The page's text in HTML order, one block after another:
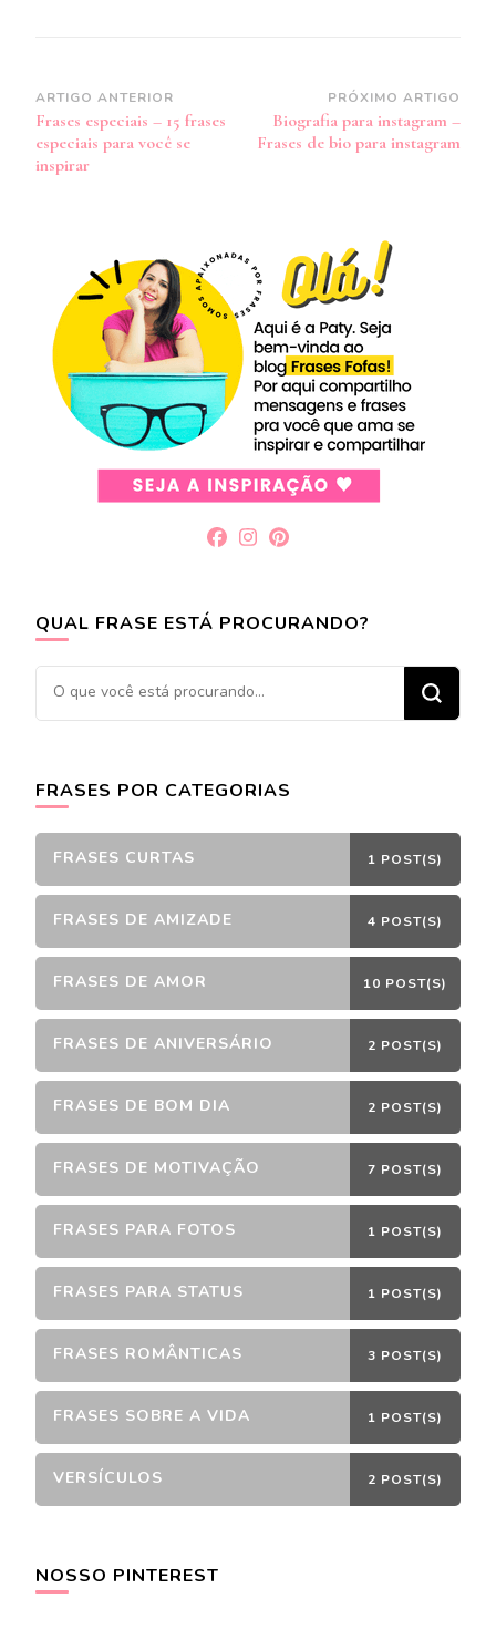
Navegação
de
post
ARTIGO ANTERIOR
Frases especiais – 15 frases
especiais para você se
inspirar
PRÓXIMO ARTIGO
Biografia para instagram –
Frases de bio para instagram
QUAL FRASE ESTÁ PROCURANDO?
Procurando
algo?
FRASES POR CATEGORIAS
FRASES CURTAS 1 POST(S)
FRASES DE AMIZADE 4 POST(S)
FRASES DE AMOR 10 POST(S)
FRASES DE ANIVERSÁRIO 2 POST(S)
FRASES DE BOM DIA 2 POST(S)
FRASES DE MOTIVAÇÃO 7 POST(S)
FRASES PARA FOTOS 1 POST(S)
FRASES PARA STATUS 1 POST(S)
FRASES ROMÂNTICAS 3 POST(S)
FRASES SOBRE A VIDA 1 POST(S)
VERSÍCULOS 2 POST(S)
NOSSO PINTEREST